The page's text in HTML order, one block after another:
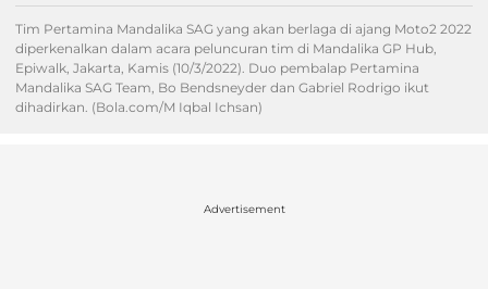
Tim Pertamina Mandalika SAG yang akan berlaga di ajang Moto2 2022
diperkenalkan dalam acara peluncuran tim di Mandalika GP Hub,
Epiwalk, Jakarta, Kamis (10/3/2022). Duo pembalap Pertamina
Mandalika SAG Team, Bo Bendsneyder dan Gabriel Rodrigo ikut
dihadirkan. (Bola.com/M Iqbal Ichsan)
Advertisement